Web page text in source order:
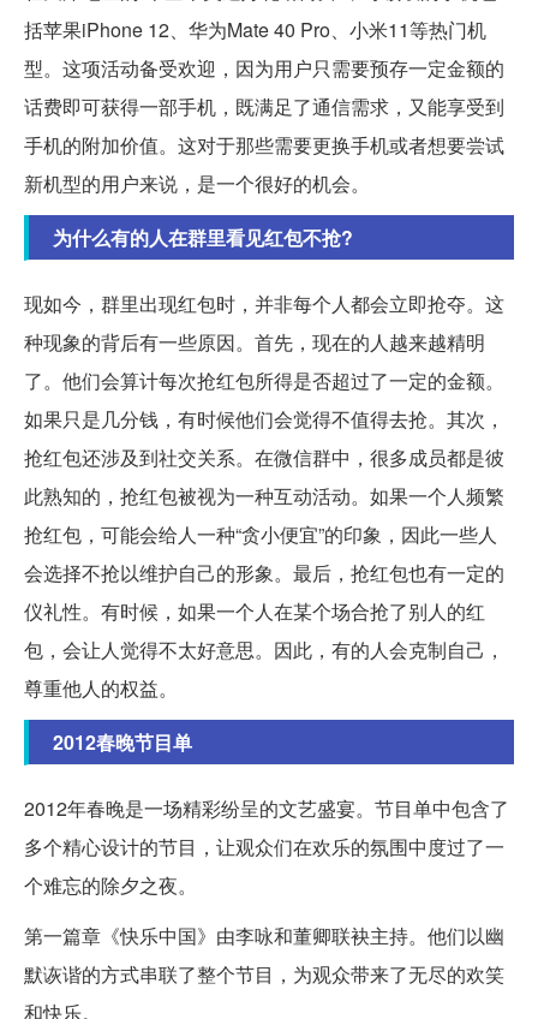
括苹果iPhone 12、华为Mate 40 Pro、小米11等热门机
型。这项活动备受欢迎，因为用户只需要预存一定金额的
话费即可获得一部手机，既满足了通信需求，又能享受到
手机的附加价值。这对于那些需要更换手机或者想要尝试
新机型的用户来说，是一个很好的机会。
为什么有的人在群里看见红包不抢?
现如今，群里出现红包时，并非每个人都会立即抢夺。这
种现象的背后有一些原因。首先，现在的人越来越精明
了。他们会算计每次抢红包所得是否超过了一定的金额。
如果只是几分钱，有时候他们会觉得不值得去抢。其次，
抢红包还涉及到社交关系。在微信群中，很多成员都是彼
此熟知的，抢红包被视为一种互动活动。如果一个人频繁
抢红包，可能会给人一种“贪小便宜”的印象，因此一些人
会选择不抢以维护自己的形象。最后，抢红包也有一定的
仪礼性。有时候，如果一个人在某个场合抢了别人的红
包，会让人觉得不太好意思。因此，有的人会克制自己，
尊重他人的权益。
2012春晚节目单
2012年春晚是一场精彩纷呈的文艺盛宴。节目单中包含了
多个精心设计的节目，让观众们在欢乐的氛围中度过了一
个难忘的除夕之夜。
第一篇章《快乐中国》由李咏和董卿联袂主持。他们以幽
默诙谐的方式串联了整个节目，为观众带来了无尽的欢笑
和快乐。